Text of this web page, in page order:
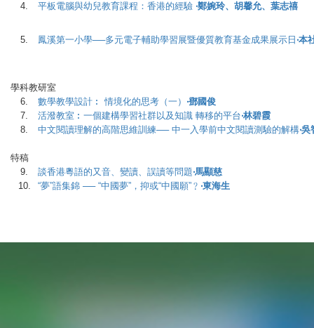
4.
平板電腦與幼兒教育課程：香港的經驗 ‧鄭婉玲、胡馨允、葉志禧
5. 鳳溪第一小學──多元電子輔助學習展暨優質教育基金成果展示日 ‧本
學科教研室
6.
數學教學設計︰ 情境化的思考（一） ‧鄧國俊
7.
活潑教室︰一個建構學習社群以及知識 轉移的平台‧林碧霞
8.
中文閱讀理解的高階思維訓練── 中一入學前中文閱讀測驗的解構‧
特稿
9.
談香港粵語的又音、變讀、誤讀等問題‧馬顯慈
10.
“夢”語集錦 ── “中國夢”，抑或“中國願”﹖ ‧東海生